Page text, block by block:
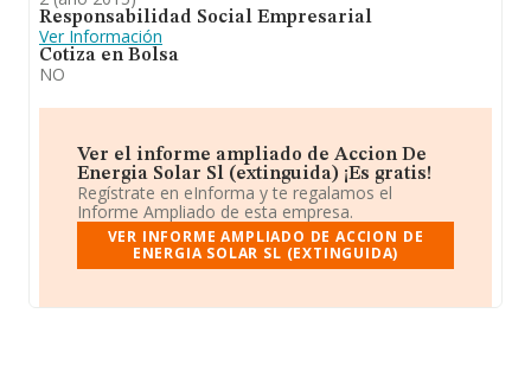
Responsabilidad Social Empresarial
Ver Información
Cotiza en Bolsa
NO
Ver el informe ampliado de Accion De
Energia Solar Sl (extinguida) ¡Es gratis!
Regístrate en eInforma y te regalamos el
Informe Ampliado de esta empresa.
VER INFORME AMPLIADO DE ACCION DE
ENERGIA SOLAR SL (EXTINGUIDA)